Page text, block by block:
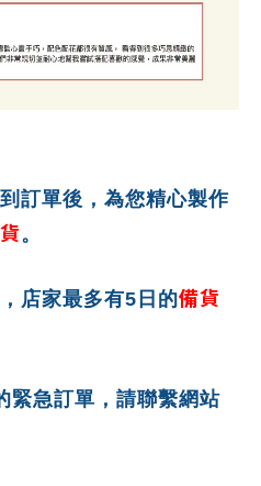
訂單後，為您精心製作
。
店家最多有5日的備貨
急訂單，請聯繫網站